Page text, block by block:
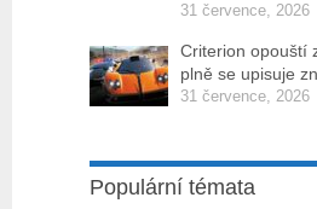
31 července, 2026
Criterion opouští
plně se upisuje
31 července, 2026
Populární témata